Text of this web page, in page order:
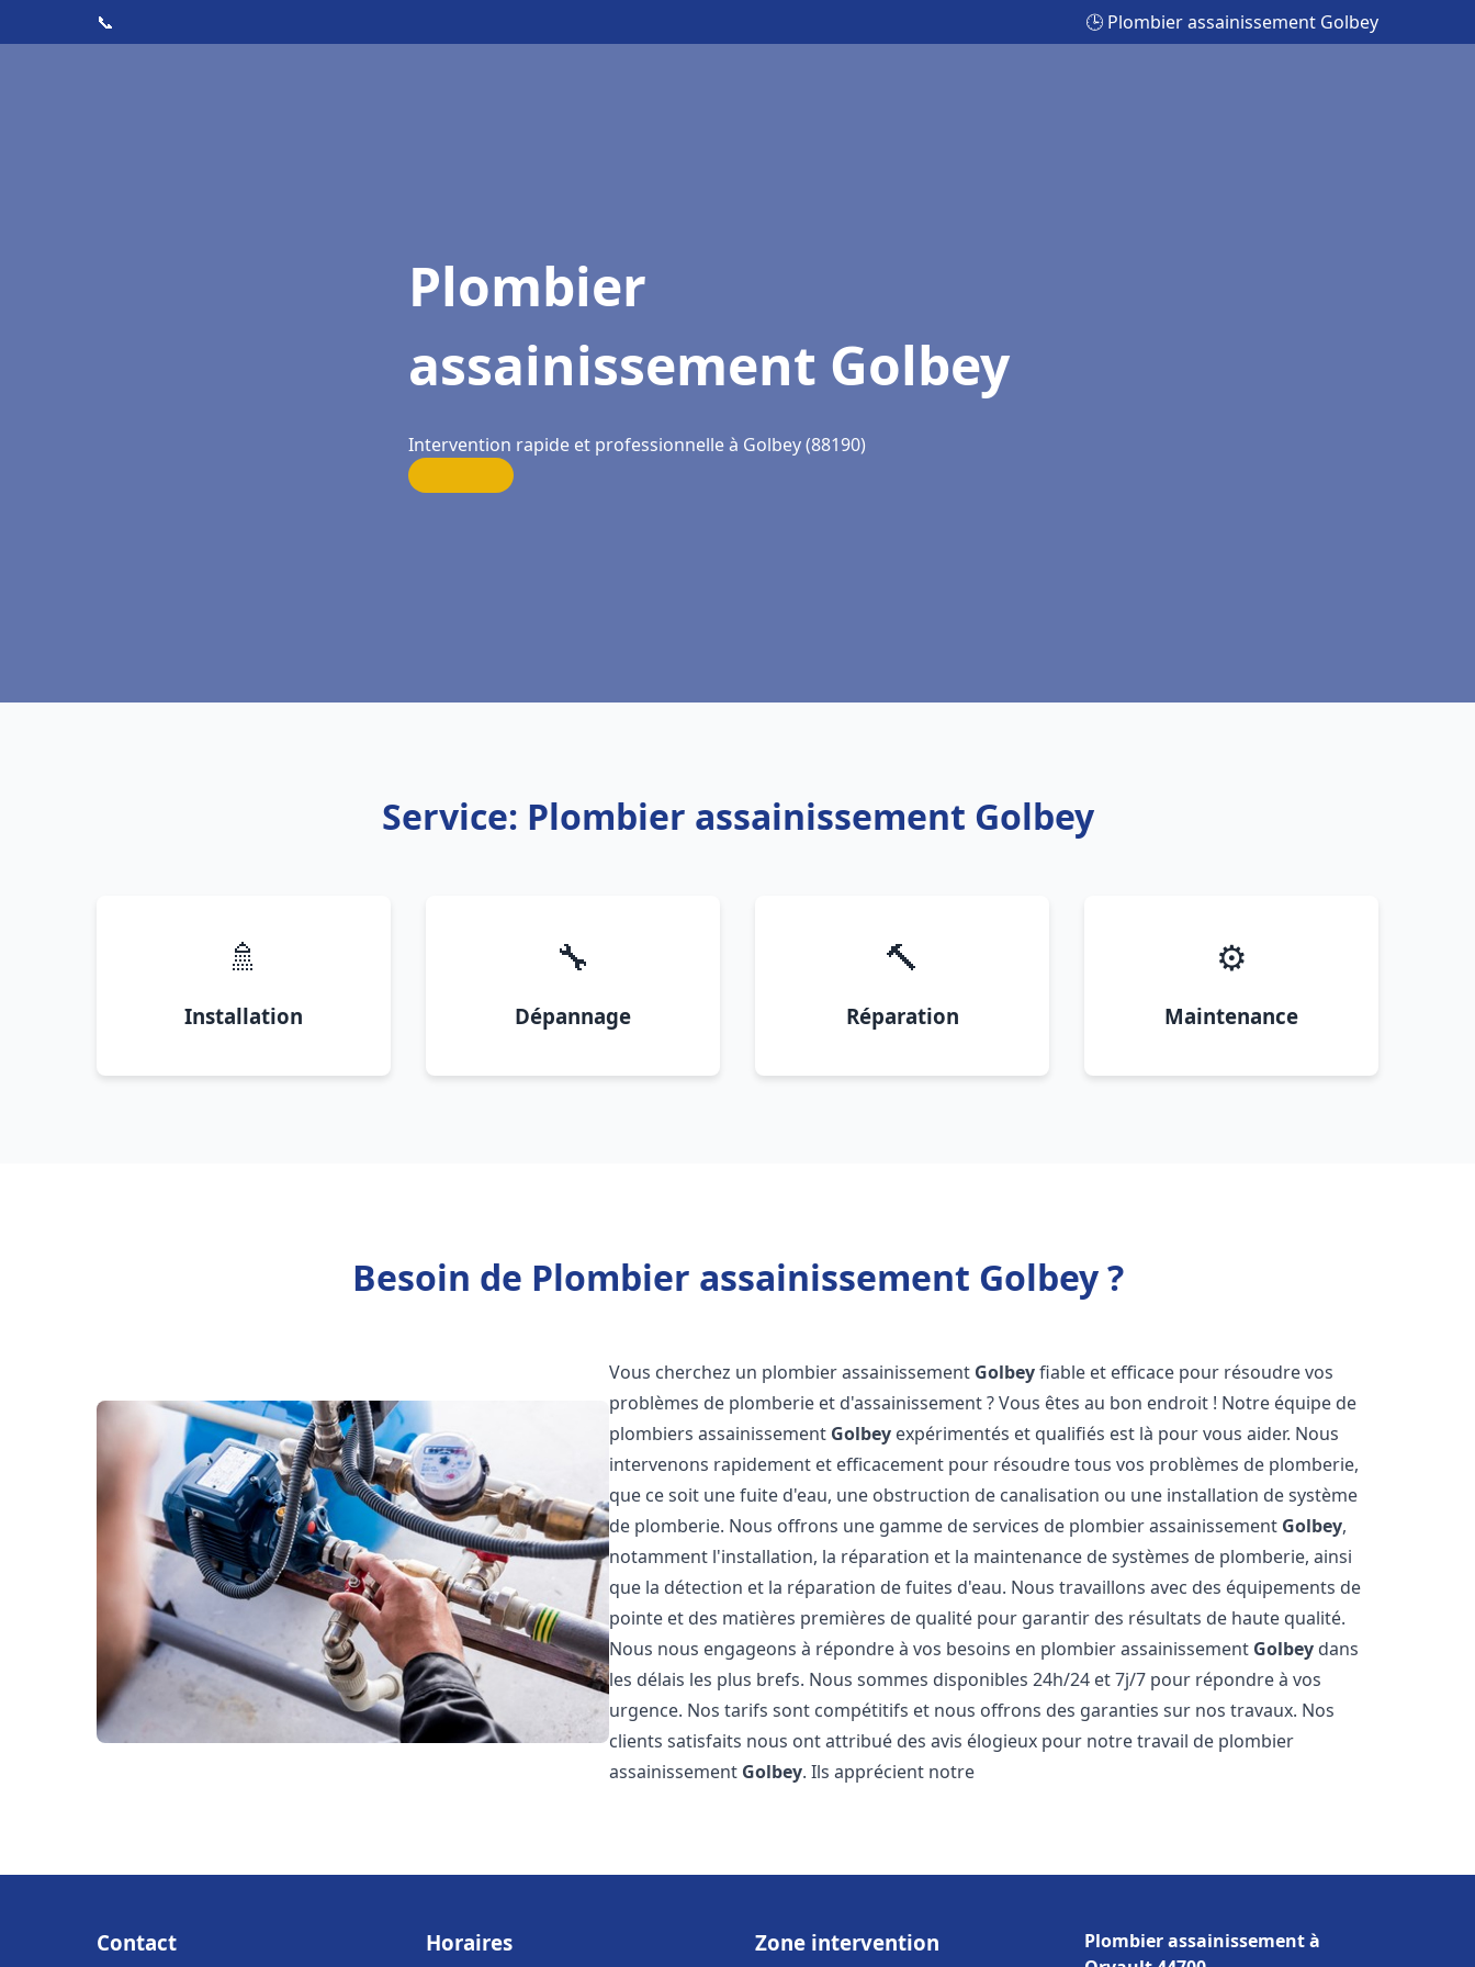
📞 🕒 Plombier assainissement Golbey
Plombier
assainissement Golbey
Intervention rapide et professionnelle à Golbey (88190)
Service: Plombier assainissement Golbey
🚿
Installation
🔧
Dépannage
🔨
Réparation
⚙️
Maintenance
Besoin de Plombier assainissement Golbey ?
Vous cherchez un plombier assainissement Golbeyfiable et efficace pour résoudre vos
problèmes de plomberie et d'assainissement ? Vous êtes au bon endroit ! Notre équipe de
plombiers assainissement Golbey expérimentés et qualifiés est là pour vous aider. Nous
intervenons rapidement et efficacement pour résoudre tous vos problèmes de plomberie,
que ce soit une fuite d'eau, une obstruction de canalisation ou une installation de système
de plomberie. Nous offrons une gamme de services de plombier assainissement Golbey,
notamment l'installation, la réparation et la maintenance de systèmes de plomberie, ainsi
que la détection et la réparation de fuites d'eau. Nous travaillons avec des équipements de
pointe et des matières premières de qualité pour garantir des résultats de haute qualité.
Nous nous engageons à répondre à vos besoins en plombier assainissement Golbey dans
les délais les plus brefs. Nous sommes disponibles 24h/24 et 7j/7 pour répondre à vos
urgence. Nos tarifs sont compétitifs et nous offrons des garanties sur nos travaux. Nos
clients satisfaits nous ont attribué des avis élogieux pour notre travail de plombier
assainissement Golbey. Ils apprécient notre
Contact Horaires Zone intervention
Plombier assainissement à